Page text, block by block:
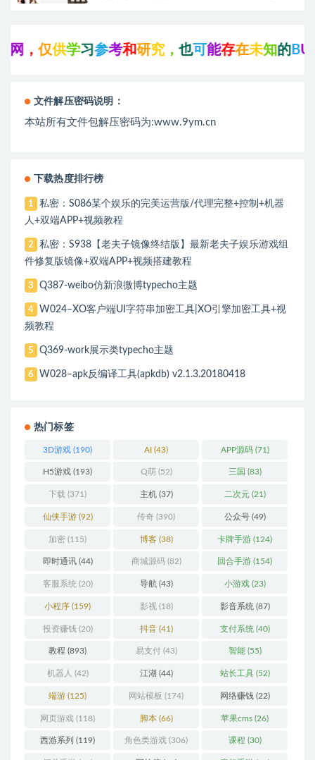
，仅 供学习参考和研究，也 可能 存在未知的BUG
文件解压密码说明：
本站所有文件包解压密码为:www.9ym.cn
下载热度排行榜
1
私密：S086某个娱乐的完美运营版/代理完整+控制+机器
人+双端APP+视频教程
2
私密：S938【老夫子镜像终结版】最新老夫子娱乐游戏组
件修复版镜像+双端APP+视频搭建教程
3 Q387-weibo仿新浪微博typecho主题
4
W024–XO客户端UI字符串加密工具|XO引擎加密工具+视
频教程
5 Q369-work展示类typecho主题
6 W028–apk反编译工具(apkdb) v2.1.3.20180418
热门标签
3D游戏 (190) AI (43) APP源码(71)
H5游戏 (193) Q萌 (52) 三国 (83)
下载 (371) 主机(37) 二次元(21)
仙侠手游(92) 传奇 (390) 公众号(49)
加密 (115) 博客(38) 卡牌手游 (124)
即时通讯(44) 商城源码(82) 回合手游 (154)
客服系统 (20) 导航(43) 小游戏(23)
小程序 (159) 影视(18) 影音系统 (87)
投资赚钱 (20) 抖音(41) 支付系统 (40)
教程 (893) 易支付(43) 智能(55)
机器人 (42) 江湖 (44) 站长工具(52)
端游 (125) 网站模板 (174) 网络赚钱(22)
网页游戏 (118) 脚本(66) 苹果cms (26)
西游系列 (119) 角色类游戏 (306) 课程 (30)